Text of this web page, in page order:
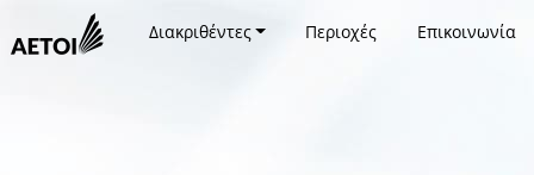
Διακριθέντες Περιοχές Επικοινωνία